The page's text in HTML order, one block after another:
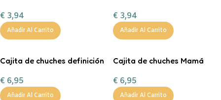
€ 3,94
Añadir Al Carrito
€ 3,94
Añadir Al Carrito
Cajita de chuches definición
€ 6,95
Añadir Al Carrito
Cajita de chuches Mamá
€ 6,95
Añadir Al Carrito